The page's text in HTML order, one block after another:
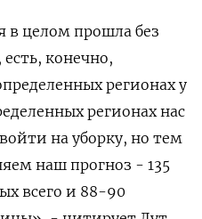
в целом прошла без
конечно,
регионах у
регионах нас
на уборку, но тем
наш прогноз - 135
всего и 88-90